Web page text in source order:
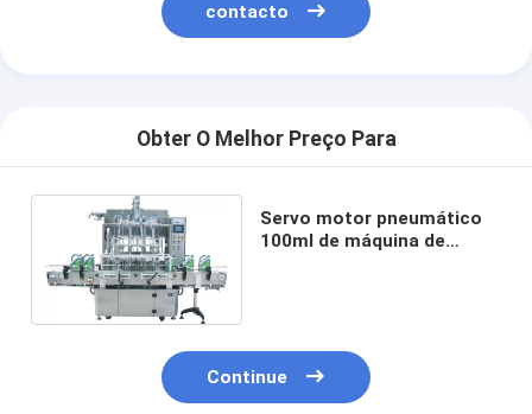
contacto
Obter O Melhor Preço Para
Servo motor pneumático
100ml de máquina de
Continue